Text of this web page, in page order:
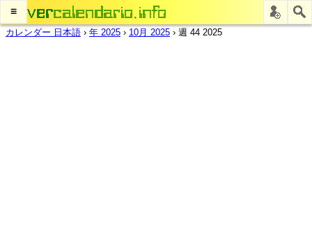
≡
カレンダー 日本語 › 年 2025 › 10月 2025 › 週 44 2025